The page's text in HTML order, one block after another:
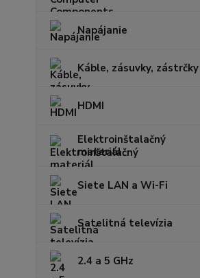
Napájanie
Káble, zásuvky, zástrčky
HDMI
Elektroinštalačný
materiál
Siete LAN a Wi-Fi
Satelitná televízia
2.4 a 5 GHz